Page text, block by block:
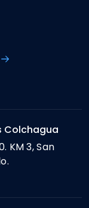
Colchagua
KM 3, San